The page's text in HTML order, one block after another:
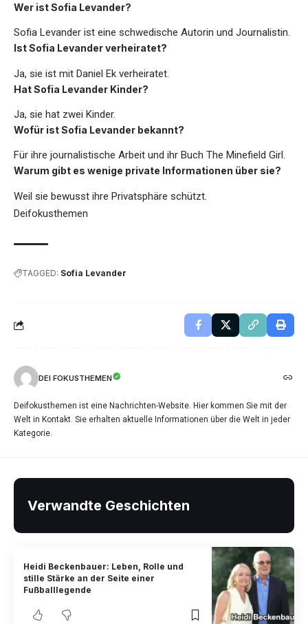
Wer ist Sofia Levander?
Sofia Levander ist eine schwedische Autorin und Journalistin.
Ist Sofia Levander verheiratet?
Ja, sie ist mit Daniel Ek verheiratet.
Hat Sofia Levander Kinder?
Ja, sie hat zwei Kinder.
Wofür ist Sofia Levander bekannt?
Für ihre journalistische Arbeit und ihr Buch The Minefield Girl.
Warum gibt es wenige private Informationen über sie?
Weil sie bewusst ihre Privatsphäre schützt.
Deifokusthemen
TAGGED: Sofia Levander
DEI FOKUSTHEMEN
Deifokusthemen ist eine Nachrichten-Website. Hier kommen Sie mit der
Welt in Kontakt. Sie erhalten aktuelle Informationen über die Welt in jeder
Kategorie.
Verwandte Geschichten
Heidi Beckenbauer: Leben, Rolle und
stille Stärke an der Seite einer
Fußballlegende